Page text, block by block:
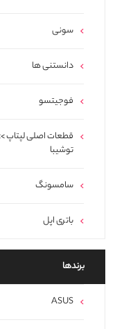
سونی
دانستنی ها
فوجیتسو
قطعات اصلی لپتاپ
توشیبا
سامسونگ
باتری اپل
برند‌ها
ASUS